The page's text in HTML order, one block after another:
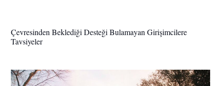
Çevresinden Beklediği Desteği Bulamayan Girişimcilere
Tavsiyeler